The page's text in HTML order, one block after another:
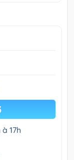
17h